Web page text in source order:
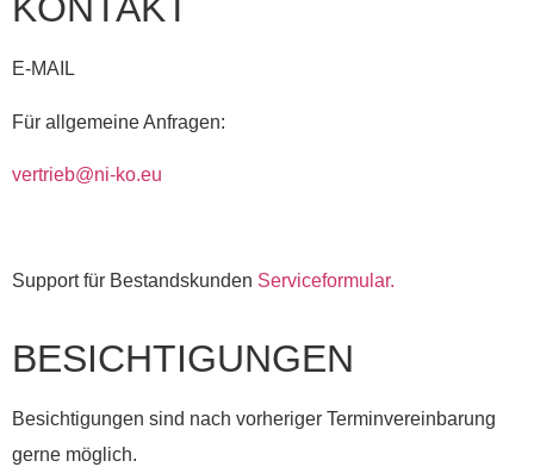
KONTAKT
E-MAIL
Für allgemeine Anfragen:
vertrieb@ni-ko.eu
Support für Bestandskunden Serviceformular.
BESICHTIGUNGEN
Besichtigungen sind nach vorheriger Terminvereinbarung
gerne möglich.